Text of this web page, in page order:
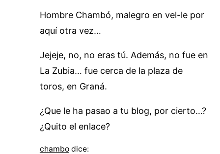
Hombre Chambó, malegro en vel-le por
aquí otra vez…
Jejeje, no, no eras tú. Además, no fue en
La Zubia… fue cerca de la plaza de
toros, en Graná.
¿Que le ha pasao a tu blog, por cierto…?
¿Quito el enlace?
chambo dice: